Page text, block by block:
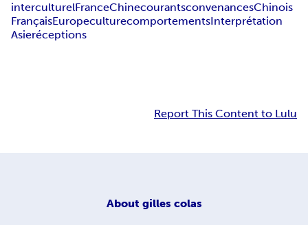
interculturelFranceChinecourantsconvenancesChinois
FrançaisEuropeculturecomportementsInterprétation
Asieréceptions
Report This Content to Lulu
About gilles colas